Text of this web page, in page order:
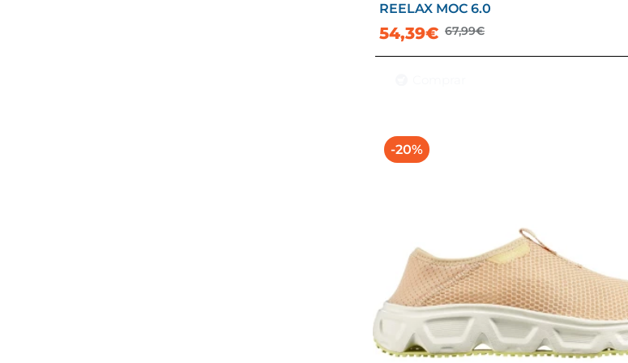
REELAX MOC 6.0
54,39€ 67,99€
-20%